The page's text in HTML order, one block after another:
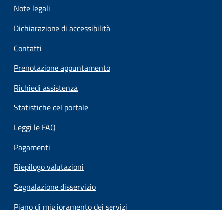
Note legali
Dichiarazione di accessibilità
Contatti
Prenotazione appuntamento
Richiedi assistenza
Statistiche del portale
Leggi le FAQ
Pagamenti
Riepilogo valutazioni
Segnalazione disservizio
Piano di miglioramento dei servizi